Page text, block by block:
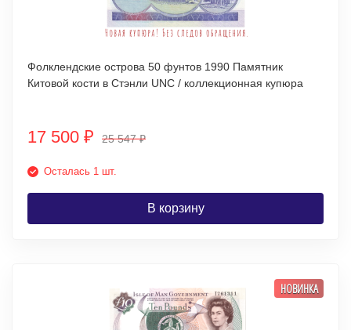
Фолклендские острова 50 фунтов 1990 Памятник
Китовой кости в Стэнли UNC / коллекционная купюра
17 500 ₽ 25 547₽
Осталась 1 шт.
В корзину
НОВИНКА